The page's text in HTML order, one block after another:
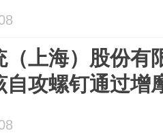
（上海）股份有
自攻螺钉通过增